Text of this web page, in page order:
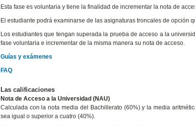
Esta fase es voluntaria y tiene la finalidad de incrementar la nota de
El estudiante podrá examinarse de las asignaturas troncales de opción
Los estudiantes que tengan superada la prueba de acceso a la
fase voluntaria e incrementar de la misma manera su nota de acceso.
Guías y exámenes
FAQ
Las calificaciones
Nota de Acceso a la Universidad (NAU)
Calculada con la nota media del Bachillerato (60%) y la media
sea igual o superior a cuatro (40%).